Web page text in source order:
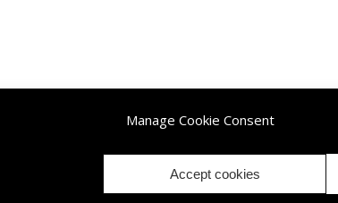
Manage Cookie Consent
Accept cookies